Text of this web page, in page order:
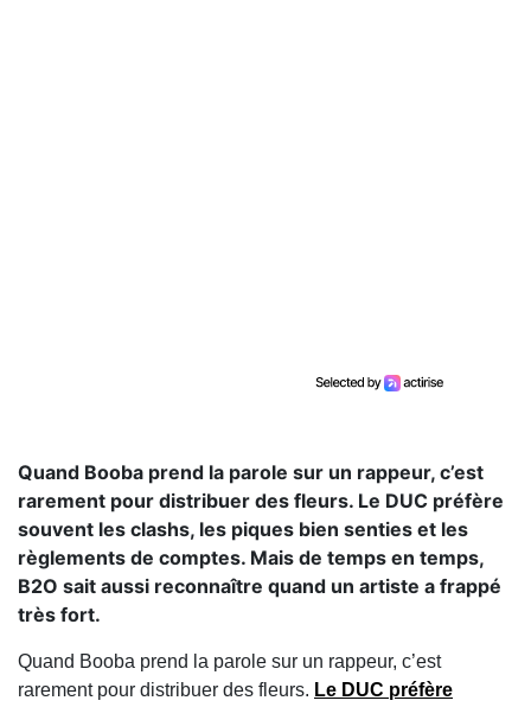
Quand Booba prend la parole sur un rappeur, c’est
rarement pour distribuer des fleurs. Le DUC préfère
souvent les clashs, les piques bien senties et les
règlements de comptes. Mais de temps en temps,
B2O sait aussi reconnaître quand un artiste a frappé
très fort.
Quand Booba prend la parole sur un rappeur, c’est
rarement pour distribuer des fleurs. Le DUC préfère